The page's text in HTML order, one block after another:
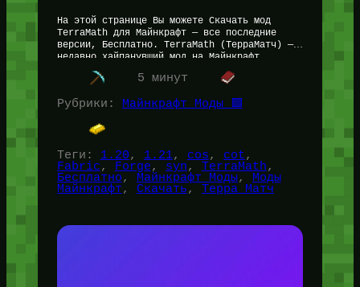
На этой странице Вы можете Скачать мод
TerraMath для Майнкрафт — все последние
версии, Бесплатно. TerraMath (ТерраМатч) —
недавно хайпанувший мод на Майнкрафт,
который позволяет задавать генерацию мира
Minecraft в…
5 минут
Рубрики:
Майнкрафт Моды 🟩
Теги: 1.20, 1.21, cos, cot
Fabric, Forge, syn, TerraMath
Бесплатно, Майнкрафт Моды, Моды
Майнкрафт, Скачать, Терра Матч